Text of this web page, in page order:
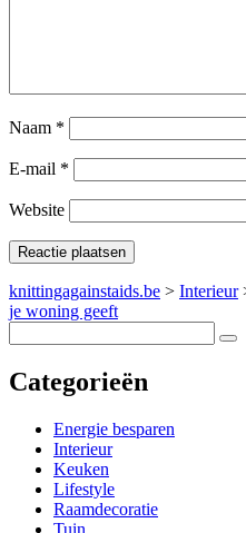
Naam *
E-mail *
Website
knittingagainstaids.be > Interieur
je woning geeft
Categorieën
Energie besparen
Interieur
Keuken
Lifestyle
Raamdecoratie
Tuin